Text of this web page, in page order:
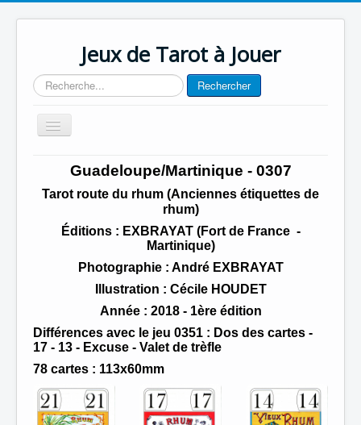
Jeux de Tarot à Jouer
Rechercher Rechercher
Basculer
la
Accueil
Contact
Guadeloupe/Martinique - 0307
Tarot route du rhum (Anciennes étiquettes de
rhum)
Éditions : EXBRAYAT (Fort de France -
Martinique)
Photographie : André EXBRAYAT
Illustration : Cécile HOUDET
Année: 2018 - 1ère édition
Différences avec le jeu 0351 : Dos des cartes -
17 - 13 - Excuse - Valet de trèfle
78 cartes : 113x60mm